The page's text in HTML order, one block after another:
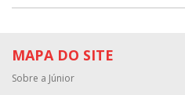
MAPA DO SITE
Sobre a Júnior